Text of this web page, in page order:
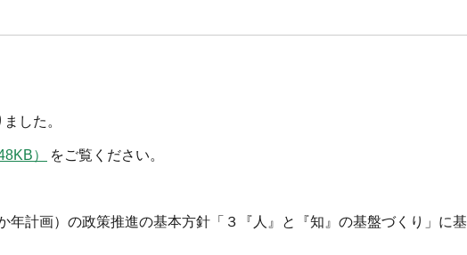
した。
） をご覧ください。
計画）の政策推進の基本方針「３『人』と『知』の基盤づくり」に基